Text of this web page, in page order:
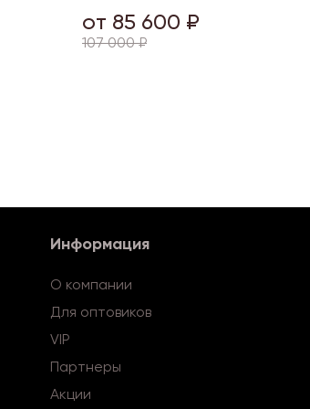
от 85 600 ₽
107 000 ₽
Информация
О компании
Для оптовиков
VIP
Партнеры
Акции